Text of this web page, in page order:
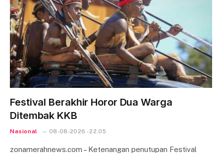
Festival Berakhir Horor Dua Warga
Ditembak KKB
Nasional 08-08-2026 - 22.05
zonamerahnews.com – Ketenangan penutupan Festival